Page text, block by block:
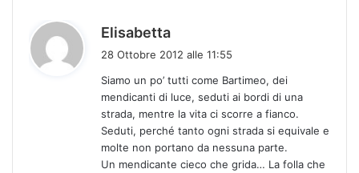
Elisabetta
e
t
t
28 Ottobre 2012 alle 11:55
Siamo un po’ tutti come Bartimeo, dei
mendicanti di luce, seduti ai bordi di una
strada, mentre la vita ci scorre a fianco.
Seduti, perché tanto ogni strada si equivale e
molte non portano da nessuna parte.
Un mendicante cieco che grida… La folla che